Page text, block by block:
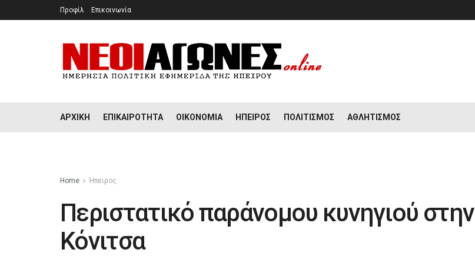
Προφίλ Επικοινωνία
ΑΡΧΙΚΉ ΕΠΙΚΑΙΡΌΤΗΤΑ ΟΙΚΟΝΟΜΊΑ ΉΠΕΙΡΟΣ ΠΟΛΙΤΙΣΜΌΣ ΑΘΛΗΤΙΣΜΌΣ
Home Ήπειρος
Περιστατικό παράνομου κυνηγιού στην
Κόνιτσα